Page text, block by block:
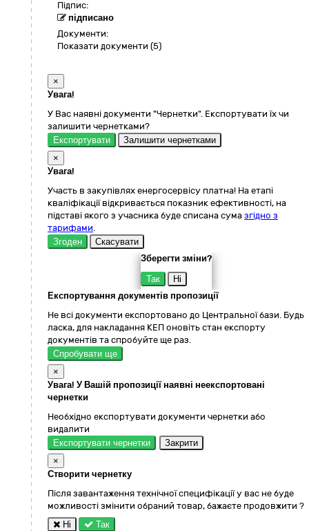
Підпис:
підписано
Документи:
Показати документи (5)
×
Увага!
У Вас наявні документи "Чернетки". Експортувати їх чи
залишити чернетками?
Експортувати
Залишити чернетками
×
Увага!
Участь в закупівлях енергосервісу платна! На етапі
кваліфікації відкривається показник ефективності, на
підставі якого з учасника буде списана сума згідно з
тарифами.
Згоден
Скасувати
Зберегти зміни?
Так
Ні
Експортування документів пропозиції
Не всі документи експортовано до Центральної бази. Будь
ласка, для накладання КЕП оновіть стан експорту
документів та спробуйте ще раз.
Спробувати ще
×
Увага! У Вашій пропозиції наявні неекспортовані
чернетки
Необхідно експортувати документи чернетки або
видалити
Експортувати чернетки
Закрити
×
Створити чернетку
Після завантаження технічної специфікації у вас не буде
можливості змінити обраний товар, бажаєте продовжити ?
Ні
Так